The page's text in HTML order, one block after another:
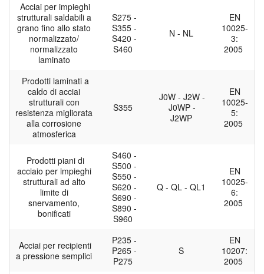
Acciai per impieghi
strutturali saldabili a
grano fino allo stato
normalizzato/
normalizzato
laminato
S275 -
S355 -
S420 -
S460
N - NL
EN
10025-
3:
2005
Prodotti laminati a
caldo di acciai
strutturali con
resistenza migliorata
alla corrosione
atmosferica
S355
J0W - J2W -
J0WP -
J2WP
EN
10025-
5:
2005
Prodotti piani di
acciaio per impieghi
strutturali ad alto
limite di
snervamento,
bonificati
S460 -
S500 -
S550 -
S620 -
S690 -
S890 -
S960
Q - QL - QL1
EN
10025-
6:
2005
Acciai per recipienti
a pressione semplici
P235 -
P265 -
P275
S
EN
10207:
2005